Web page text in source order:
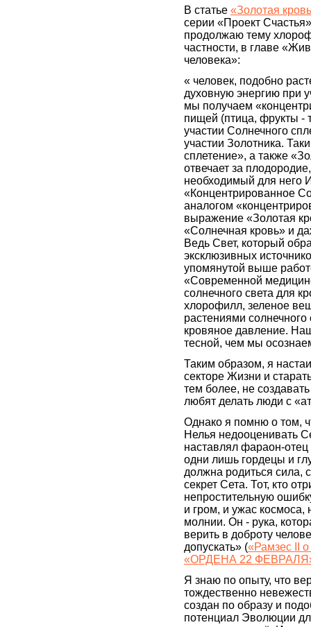
В статье «Золотая
серии «Проект
продолжаю тему
частности, в главе
человека»:
« человек, подобно
духовную энергию при
мы получаем
пищей (птица, фрукты -
участии Солнечного
участии Золотника.
сплетение», а также
отвечает за
необходимый для него
«Концентрированное
аналогом
выражение «Золотая
«Солнечная кровь» и
Ведь Свет, который
эксклюзивных
упомянутой выше
«Современной
солнечного света для
хлорофилл, зеленое
растениями
кровяное давление.
тесной, чем мы
Таким образом, я
секторе Жизни и
тем более, не
любят делать люди с
Однако я помню о том,
Нелья недооценивать
наставлял фараон-
одни лишь гордецы и
должна родиться сила,
секрет Сета. Тот, кто
непростительную
и гром, и ужас
молнии. Он - рука,
верить в доброту
допускать» («Рамзес II
«ОРДЕНА 22
Я знаю по опыту, что
тождественно
создан по образу и
потенциал Эволюции